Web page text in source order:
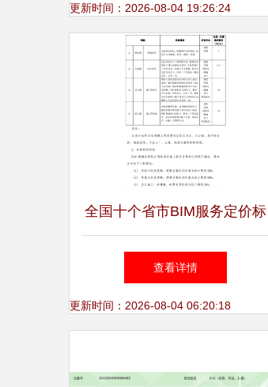
技术咨询
更新时间：2026-08-04 19:26:24
全国十个省市BIM服务定价标
准汇总 信息技术咨询服务视
角
查看详情
更新时间：2026-08-04 06:20:18